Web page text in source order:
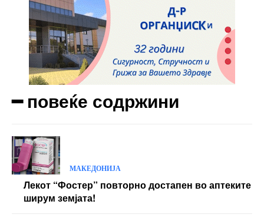
━ повеќе содржини
МАКЕДОНИЈА
Лекот “Фостер” повторно достапен во аптеките
ширум земјата!